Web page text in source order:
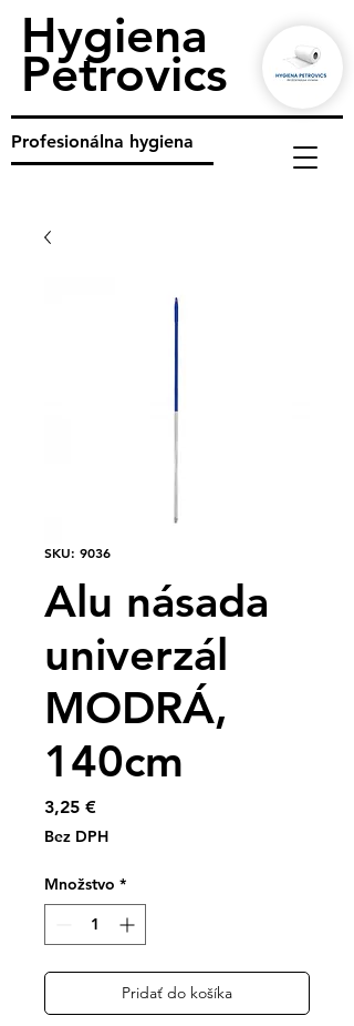
Profesionálna hygiena
Hygiena
Petrovics
SKU: 9036
Alu násada
univerzál
MODRÁ,
140cm
3,25 €Price
Bez DPH
Množstvo *
Pridať do košíka